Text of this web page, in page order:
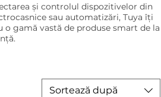
și controlul dispozitivelor din
sau automatizări, Tuya îți
gamă vastă de produse smart de la
Sortează după